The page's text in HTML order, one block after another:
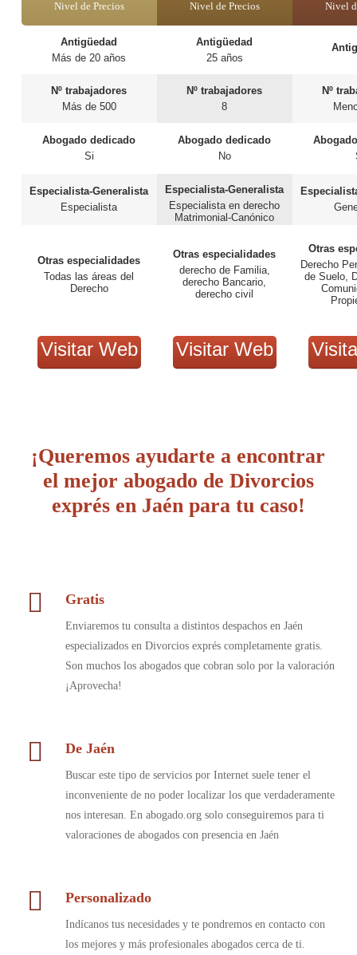
Nivel de Precios
Antigüedad
Más de 20 años
Nº trabajadores
Más de 500
Abogado dedicado
Si
Especialista-Generalista
Especialista
Otras especialidades
Todas las áreas del
Derecho
Visitar Web
Nivel de Precios
Antigüedad
25 años
Nº trabajadores
8
Abogado dedicado
No
Especialista-Generalista
Especialista en derecho
Matrimonial-Canónico
Otras especialidades
derecho de Familia,
derecho Bancario,
derecho civil
Visitar Web
Nivel
Nº
Otras
Derecho
de Suelo,
¡Queremos ayudarte a encontrar
el mejor abogado de Divorcios
exprés en Jaén para tu caso!
Gratis
Enviaremos tu consulta a distintos despachos en Jaén
especializados en Divorcios exprés completamente gratis.
Son muchos los abogados que cobran solo por la valoración
¡Aprovecha!
De Jaén
Buscar este tipo de servicios por Internet suele tener el
inconveniente de no poder localizar los que verdaderamente
nos interesan. En abogado.org solo conseguiremos para ti
valoraciones de abogados con presencia en Jaén
Personalizado
Indícanos tus necesidades y te pondremos en contacto con
los mejores y más profesionales abogados cerca de ti.